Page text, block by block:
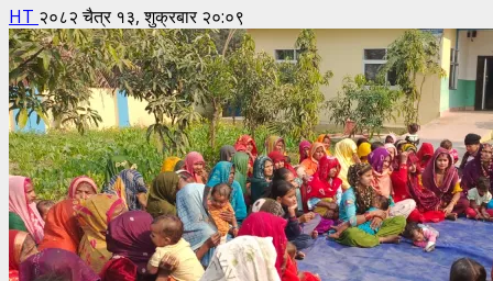
HT २०८२ चैत्र १३, शुक्रबार २०:०९